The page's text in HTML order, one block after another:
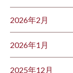
2026年2月
2026年1月
2025年12月